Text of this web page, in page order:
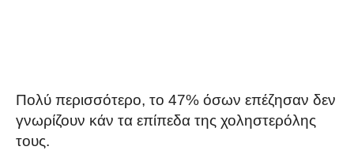
Πολύ περισσότερο, το 47% όσων επέζησαν δεν
γνωρίζουν κάν τα επίπεδα της χοληστερόλης
τους.